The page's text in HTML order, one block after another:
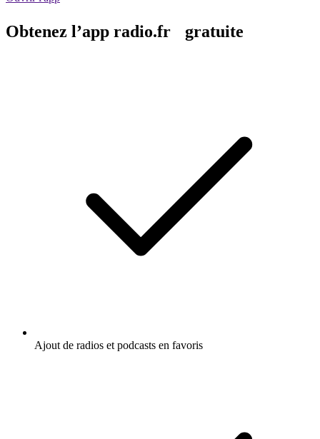
Obtenez l’app radio.fr gratuite
Ajout de radios et podcasts en favoris